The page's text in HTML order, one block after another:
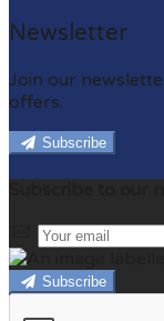
Newsletter
Join our
offers.
Subscribe
Subscribe